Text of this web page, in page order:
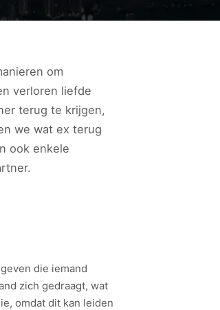
om
verloren liefde
terug te krijgen,
we wat ex terug
ook enkele
die iemand
zich gedraagt, wat
omdat dit kan leiden